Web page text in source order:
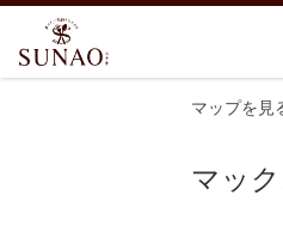
マップを見
マッ